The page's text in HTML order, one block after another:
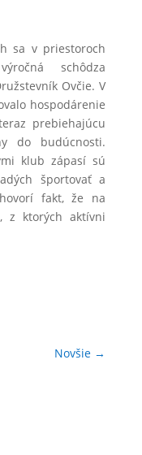
sa v priestoroch
schôdza
Ovčie. V
hospodárenie
prebiehajúcu
do budúcnosti.
klub zápasí sú
športovať a
fakt, že na
z ktorých aktívni
Novšie →